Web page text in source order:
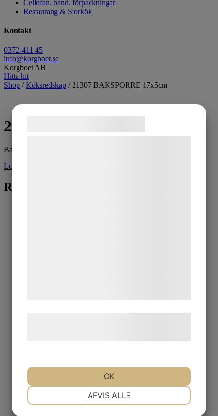
Cellofan, band, förpackningar
Restaurang & Storkök
Kontakt
0372-411 45
info@korgboet.se
Korgboet AB
Hitta hit
Shop /Köksredskap / 21307 BAKSPORRE 17x5cm
21307 BAKSPORRE 17x5cm
Baksporre trä/metall
Logga in för pris
Relaterade produkter
23602 OVAL PLATTA plywood 7 cm
Logga in för pris
AFVIS ALLE
OK